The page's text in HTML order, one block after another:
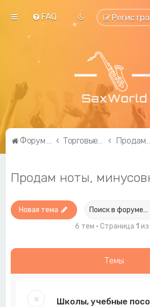
FAQ
Форум саксофонистов SaxWorld.org Торговые ряды Продам...
Продам ноты,
Новая тема
6 тем • Страница 1 из
Темы
Школы, учебные